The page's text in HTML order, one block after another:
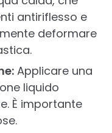
antiriflesso e
deformare
Applicare una
liquido
È importante